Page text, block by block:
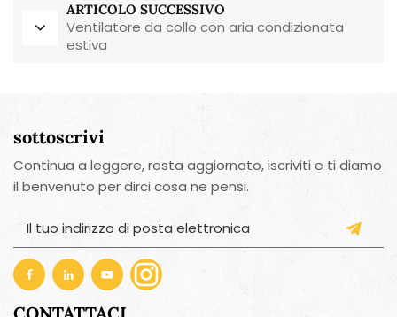
ARTICOLO SUCCESSIVO
Ventilatore da collo con aria condizionata
estiva
sottoscrivi
Continua a leggere, resta aggiornato, iscriviti e ti diamo
il benvenuto per dirci cosa ne pensi.